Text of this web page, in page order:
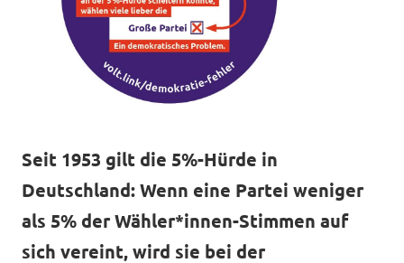
Jobs bei Volt
Transparenz
Seit 1953 gilt die 5%-Hürde in
Deutschland: Wenn eine Partei weniger
als 5% der Wähler*innen-Stimmen auf
sich vereint, wird sie bei der